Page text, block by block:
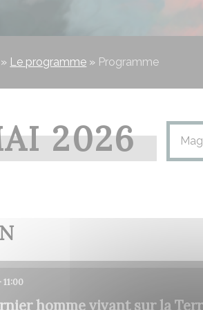
» Le programme » Programme
2026
11:00
homme vivant sur la